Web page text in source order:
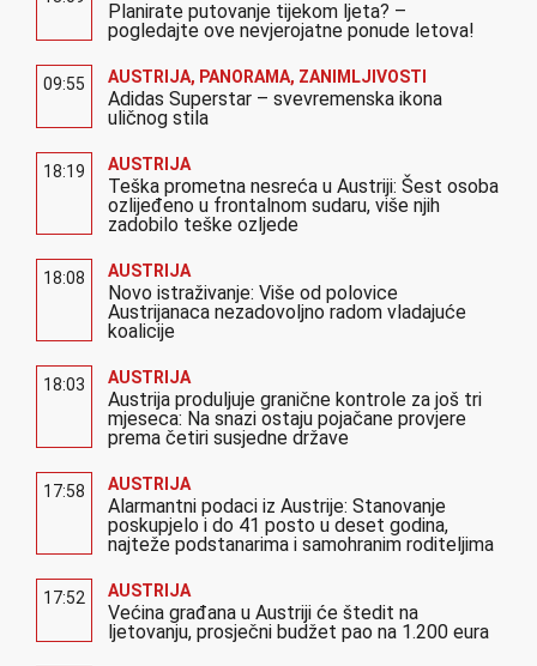
Planirate putovanje tijekom ljeta? –
pogledajte ove nevjerojatne ponude letova!
09:55 AUSTRIJA, PANORAMA, ZANIMLJIVOSTI
Adidas Superstar – svevremenska ikona
uličnog stila
18:19 AUSTRIJA
Teška prometna nesreća u Austriji: Šest osoba
ozlijeđeno u frontalnom sudaru, više njih
zadobilo teške ozljede
18:08 AUSTRIJA
Novo istraživanje: Više od polovice
Austrijanaca nezadovoljno radom vladajuće
koalicije
18:03 AUSTRIJA
Austrija produljuje granične kontrole za još tri
mjeseca: Na snazi ostaju pojačane provjere
prema četiri susjedne države
17:58 AUSTRIJA
Alarmantni podaci iz Austrije: Stanovanje
poskupjelo i do 41 posto u deset godina,
najteže podstanarima i samohranim roditeljima
17:52 AUSTRIJA
Većina građana u Austriji će štedit na
ljetovanju, prosječni budžet pao na 1.200 eura